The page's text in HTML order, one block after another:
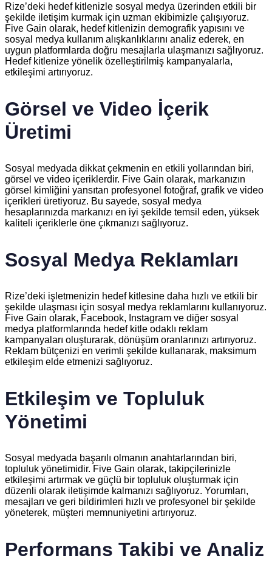
Rize’deki hedef kitlenizle sosyal medya üzerinden etkili bir
şekilde iletişim kurmak için uzman ekibimizle çalışıyoruz.
Five Gain olarak, hedef kitlenizin demografik yapısını ve
sosyal medya kullanım alışkanlıklarını analiz ederek, en
uygun platformlarda doğru mesajlarla ulaşmanızı sağlıyoruz.
Hedef kitlenize yönelik özelleştirilmiş kampanyalarla,
etkileşimi artırıyoruz.
Görsel ve Video İçerik
Üretimi
Sosyal medyada dikkat çekmenin en etkili yollarından biri,
görsel ve video içeriklerdir. Five Gain olarak, markanızın
görsel kimliğini yansıtan profesyonel fotoğraf, grafik ve video
içerikleri üretiyoruz. Bu sayede, sosyal medya
hesaplarınızda markanızı en iyi şekilde temsil eden, yüksek
kaliteli içeriklerle öne çıkmanızı sağlıyoruz.
Sosyal Medya Reklamları
Rize’deki işletmenizin hedef kitlesine daha hızlı ve etkili bir
şekilde ulaşması için sosyal medya reklamlarını kullanıyoruz.
Five Gain olarak, Facebook, Instagram ve diğer sosyal
medya platformlarında hedef kitle odaklı reklam
kampanyaları oluşturarak, dönüşüm oranlarınızı artırıyoruz.
Reklam bütçenizi en verimli şekilde kullanarak, maksimum
etkileşim elde etmenizi sağlıyoruz.
Etkileşim ve Topluluk
Yönetimi
Sosyal medyada başarılı olmanın anahtarlarından biri,
topluluk yönetimidir. Five Gain olarak, takipçilerinizle
etkileşimi artırmak ve güçlü bir topluluk oluşturmak için
düzenli olarak iletişimde kalmanızı sağlıyoruz. Yorumları,
mesajları ve geri bildirimleri hızlı ve profesyonel bir şekilde
yöneterek, müşteri memnuniyetini artırıyoruz.
Performans Takibi ve Analiz